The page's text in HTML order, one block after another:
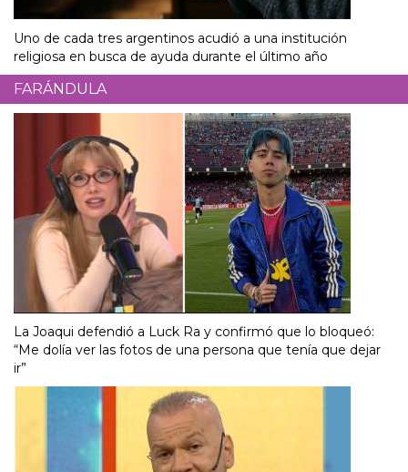
Uno de cada tres argentinos acudió a una institución
religiosa en busca de ayuda durante el último año
FARÁNDULA
La Joaqui defendió a Luck Ra y confirmó que lo bloqueó:
“Me dolía ver las fotos de una persona que tenía que dejar
ir”